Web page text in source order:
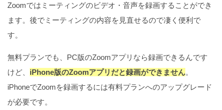
Zoomではミーティングのビデオ・音声を録画することができ
ます。後でミーティングの内容を見直せるので凄く便利で
す。
無料プランでも、PC版のZoomアプリなら録画できるんです
けど、 iPhone版のZoomアプリだと録画ができません。
iPhoneでZoomを録画するには有料プランへのアップグレード
が必要です。